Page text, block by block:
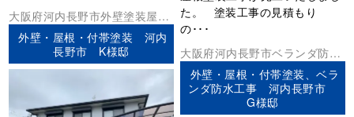
た。 塗装工事の見積もり
の･･･
大阪府河内長野市外壁塗装屋根
塗装
外壁・屋根・付帯塗装 河内
長野市 K様邸
大阪府河内長野市ベランダ防水
外壁塗装屋根塗装防水工事
外壁・屋根・付帯塗装、ベラ
ンダ防水工事 河内長野市
G様邸